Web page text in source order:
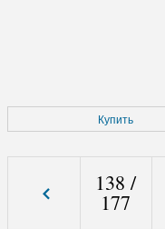
Купить
138 /
177